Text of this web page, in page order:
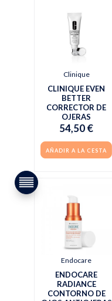
Clinique
CLINIQUE EVEN
BETTER
CORRECTOR DE
OJERAS
54,50 €
AÑADIR A LA CESTA
Endocare
ENDOCARE
RADIANCE
CONTORNO DE